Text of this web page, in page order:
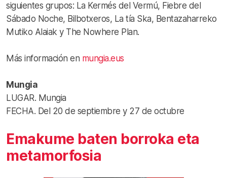
siguientes grupos: La Kermés del Vermú, Fiebre del
Sábado Noche, Bilbotxeros, La tía Ska, Bentazaharreko
Mutiko Alaiak y The Nowhere Plan.
Más información en mungia.eus
Mungia
LUGAR. Mungia
FECHA. Del 20 de septiembre y 27 de octubre
Emakume baten borroka eta
metamorfosia